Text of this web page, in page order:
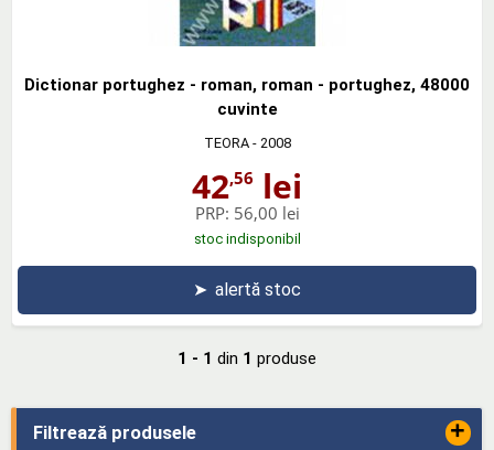
Filtrează produsele +
Dictionar portughez - roman, roman - portughez, 48000
cuvinte
TEORA- 2008
42,56 lei
PRP: 56,00 lei
stoc indisponibil
➤ alertă stoc
1 - 1 din 1 produse